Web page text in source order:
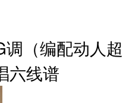
（编配动人超
六线谱